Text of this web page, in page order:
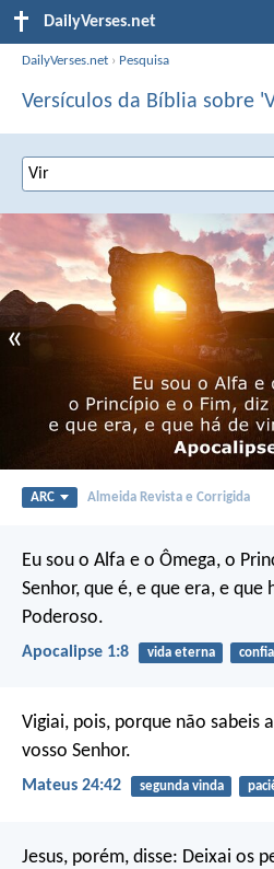
DailyVerses.net
DailyVerses.net › Pesquisa
Versículos da Bíblia sobre
«
ARC Almeida Revista e Corrigida
Eu sou o Alfa e o Ômega, o
Senhor, que é, e que era, e que
Poderoso.
Apocalipse 1:8 vida eterna
Vigiai, pois, porque não sabeis
vosso Senhor.
Mateus 24:42 segunda vinda
Jesus, porém, disse: Deixai os